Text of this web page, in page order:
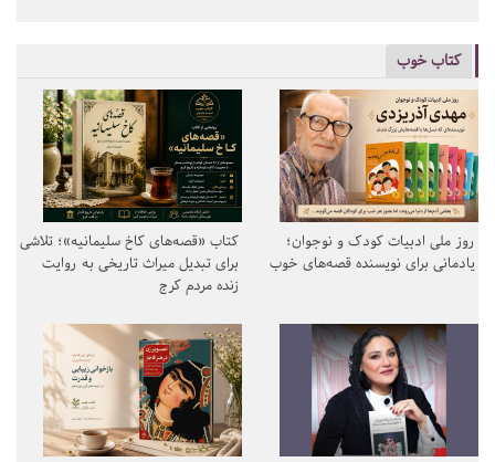
کتاب خوب
روز ملی ادبیات کودک و نوجوان؛
یادمانی برای نویسنده قصه‌های خوب
کتاب «قصه‌های کاخ سلیمانیه»؛ تلاشی
برای تبدیل میراث تاریخی به روایت
زنده مردم کرج